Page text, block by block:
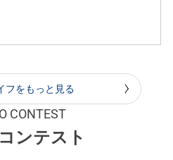
フをもっと見る
CONTEST
ンテスト